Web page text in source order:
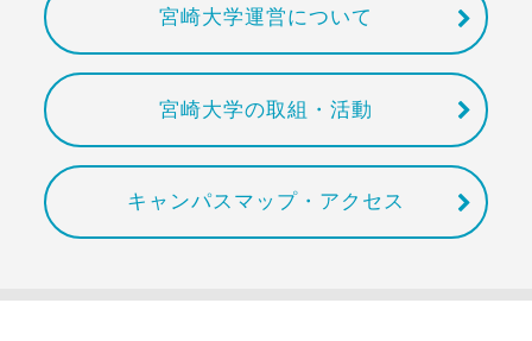
宮崎大学運営について
宮崎大学の取組・活動
キャンパスマップ・アクセス